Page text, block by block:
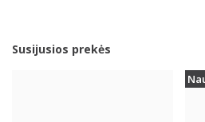
Susijusios prekės